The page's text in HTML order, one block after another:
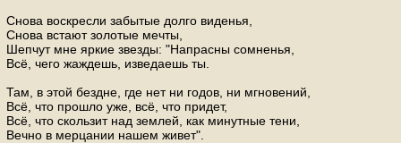
Снова воскресли забытые долго виденья,
Снова встают золотые мечты,
Шепчут мне яркие звезды: "Напрасны сомненья,
Всё, чего жаждешь, изведаешь ты.
Там, в этой бездне, где нет ни годов, ни мгновений,
Всё, что прошло уже, всё, что придет,
Всё, что скользит над землей, как минутные тени,
Вечно в мерцании нашем живет".